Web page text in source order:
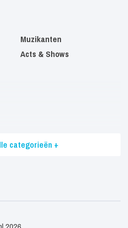
Muzikanten
Acts & Shows
categorieën +